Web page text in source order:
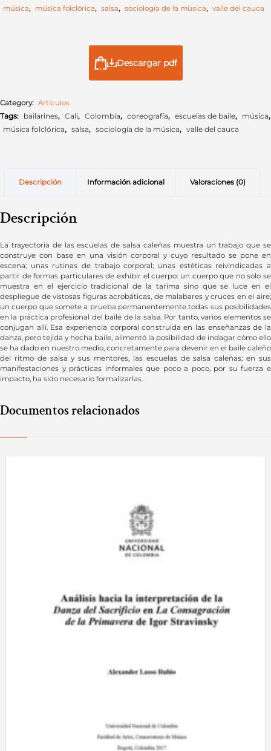
música, música folclórica, salsa, sociología de la música, valle del cauca
Descargar pdf
Category: Artículos
Tags: bailarines, Cali, Colombia, coreografía, escuelas de baile, música,
música folclórica, salsa, sociología de la música, valle del cauca
Descripción Información adicional Valoraciones (0)
Descripción
La trayectoria de las escuelas de salsa caleñas muestra un trabajo que se
construye con base en una visión corporal y cuyo resultado se pone en
escena; unas rutinas de trabajo corporal; unas estéticas reivindicadas a
partir de formas particulares de exhibir el cuerpo: un cuerpo que no solo se
muestra en el ejercicio tradicional de la tarima sino que se luce en el
despliegue de vistosas figuras acrobáticas, de malabares y cruces en el aire;
un cuerpo que somete a prueba permanentemente todas sus posibilidades
en la práctica profesional del baile de la salsa. Por tanto, varios elementos se
conjugan allí. Esa experiencia corporal construida en las enseñanzas de la
danza, pero tejida y hecha baile, alimentó la posibilidad de indagar cómo ello
se ha dado en nuestro medio, concretamente para devenir en el baile caleño
del ritmo de salsa y sus mentores, las escuelas de salsa caleñas; en sus
manifestaciones y prácticas informales que poco a poco, por su fuerza e
impacto, ha sido necesario formalizarlas.
Documentos relacionados